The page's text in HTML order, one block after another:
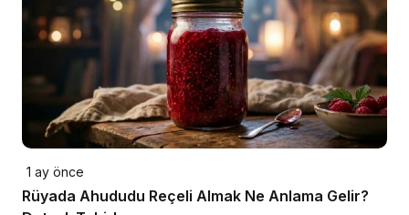
1 ay önce
Rüyada Ahududu Reçeli Almak Ne Anlama Gelir?